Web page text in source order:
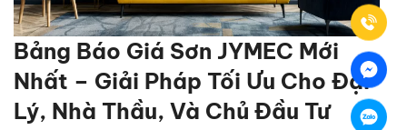
Bảng Báo Giá Sơn JYMEC Mới
Nhất – Giải Pháp Tối Ưu Cho Đại
Lý, Nhà Thầu, Và Chủ Đầu Tư